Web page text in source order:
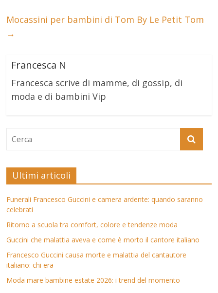
Mocassini per bambini di Tom By Le Petit Tom
→
Francesca N
Francesca scrive di mamme, di gossip, di
moda e di bambini Vip
Ultimi articoli
Funerali Francesco Guccini e camera ardente: quando saranno
celebrati
Ritorno a scuola tra comfort, colore e tendenze moda
Guccini che malattia aveva e come è morto il cantore italiano
Francesco Guccini causa morte e malattia del cantautore
italiano: chi era
Moda mare bambine estate 2026: i trend del momento